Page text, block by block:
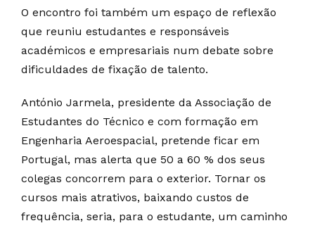
O encontro foi também um espaço de reflexão
que reuniu estudantes e responsáveis
académicos e empresariais num debate sobre
dificuldades de fixação de talento.
António Jarmela, presidente da Associação de
Estudantes do Técnico e com formação em
Engenharia Aeroespacial, pretende ficar em
Portugal, mas alerta que 50 a 60 % dos seus
colegas concorrem para o exterior. Tornar os
cursos mais atrativos, baixando custos de
frequência, seria, para o estudante, um caminho